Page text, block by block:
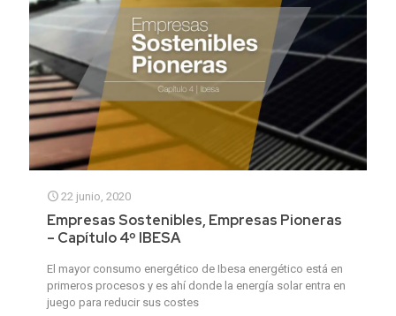
22 junio, 2020
Empresas Sostenibles, Empresas Pioneras
– Capítulo 4º IBESA
El mayor consumo energético de Ibesa energético está en
primeros procesos y es ahí donde la energía solar entra en
juego para reducir sus costes